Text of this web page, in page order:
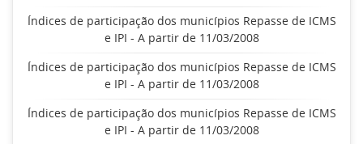
Índices de participação dos municípios Repasse de ICMS
e IPI - A partir de 11/03/2008
Índices de participação dos municípios Repasse de ICMS
e IPI - A partir de 11/03/2008
Índices de participação dos municípios Repasse de ICMS
e IPI - A partir de 11/03/2008